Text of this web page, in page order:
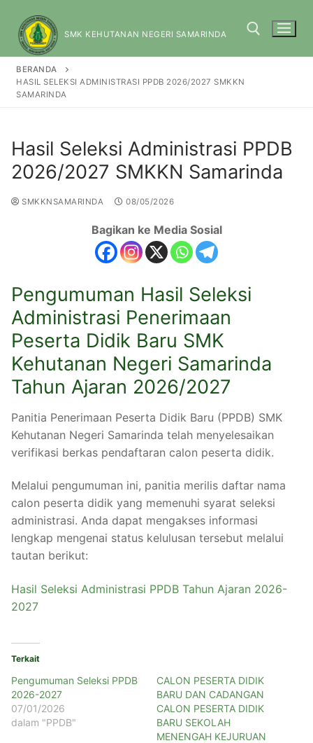
SMK KEHUTANAN NEGERI SAMARINDA
BERANDA
HASIL SELEKSI ADMINISTRASI PPDB 2026/2027 SMKKN
SAMARINDA
Hasil Seleksi Administrasi PPDB
2026/2027 SMKKN Samarinda
SMKKNSAMARINDA 08/05/2026
Bagikan ke Media Sosial
Pengumuman Hasil Seleksi
Administrasi Penerimaan
Peserta Didik Baru SMK
Kehutanan Negeri Samarinda
Tahun Ajaran 2026/2027
Panitia Penerimaan Peserta Didik Baru (PPDB) SMK
Kehutanan Negeri Samarinda telah menyelesaikan
verifikasi berkas pendaftaran calon peserta didik.
Melalui pengumuman ini, panitia merilis daftar nama
calon peserta didik yang memenuhi syarat seleksi
administrasi. Anda dapat mengakses informasi
lengkap mengenai status kelulusan tersebut melalui
tautan berikut:
Hasil Seleksi Administrasi PPDB Tahun Ajaran 2026-
2027
Terkait
Pengumuman Seleksi PPDB
2026-2027
07/01/2026
dalam "PPDB"
CALON PESERTA DIDIK
BARU DAN CADANGAN
CALON PESERTA DIDIK
BARU SEKOLAH
MENENGAH KEJURUAN